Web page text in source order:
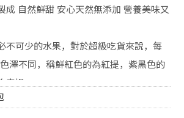
成 自然鮮甜 安心天然無添加 營養美味又
不可少的水果，對於超級吃貨來說，每
澤不同，稱鮮紅色的為紅提，紫黑色的
青提